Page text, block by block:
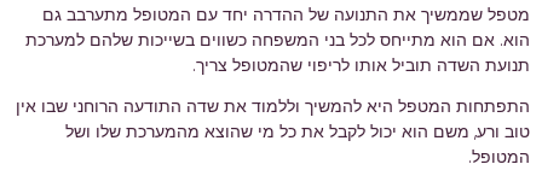
מטפל שממשיך את התנועה של ההדרה יחד עם המטופל מתערבב גם
הוא. אם הוא מתייחס לכל בני המשפחה כשווים בשייכות שלהם למערכת
תנועת השדה תוביל אותו לריפוי שהמטופל צריך.
התפתחות המטפל היא להמשיך וללמוד את שדה התודעה הרוחני שבו אין
טוב ורע, משם הוא יכול לקבל את כל מי שהוצא מהמערכת שלו ושל
המטופל.